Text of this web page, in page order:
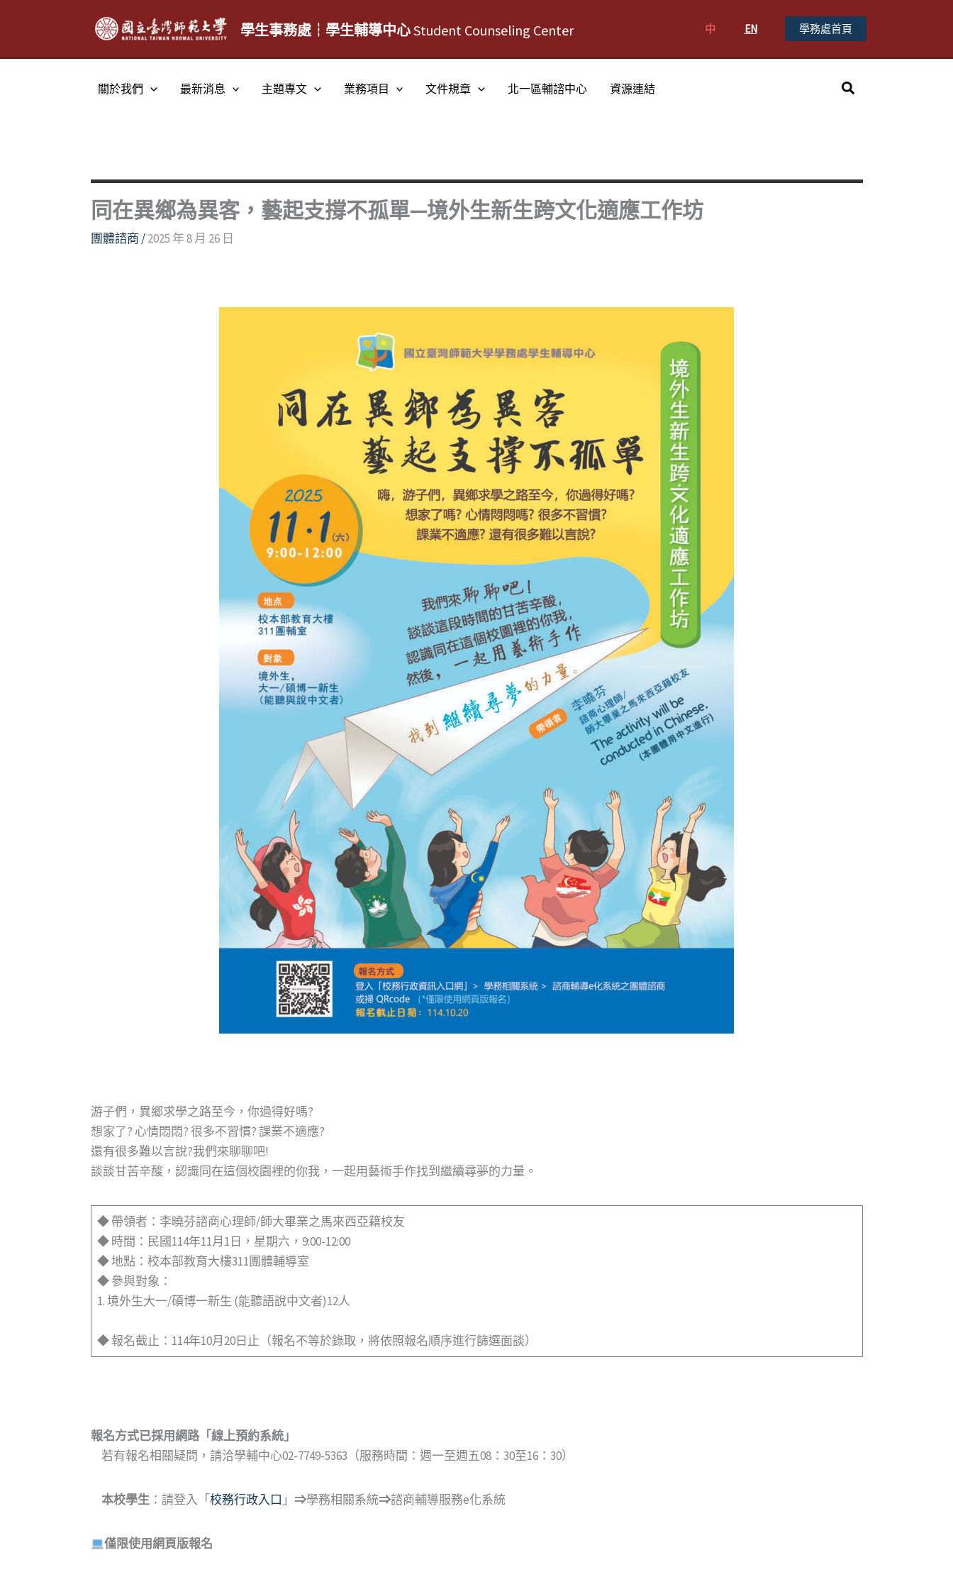
學生事務處┆學生輔導中心Student Counseling Center 中 EN 學務處首頁
關於我們 最新消息 主題專文 業務項目 文件規章 北一區輔諮中心 資源連結
搜
同在異鄉為異客，藝起支撐不孤單—境外生新生跨文化適應工作坊
團體諮商 /2025 年 8 月 26 日
游子們，異鄉求學之路至今，你過得好嗎?
想家了? 心情悶悶? 很多不習慣? 課業不適應?
還有很多難以言說?我們來聊聊吧!
談談甘苦辛酸，認識同在這個校園裡的你我，一起用藝術手作找到繼續尋夢的力量。
◆ 帶領者：李曉芬諮商心理師/師大畢業之馬來西亞籍校友
◆ 時間：民國114年11月1日，星期六，9:00-12:00
◆ 地點：校本部教育大樓311團體輔導室
◆ 參與對象：
1. 境外生大一/碩博一新生 (能聽語說中文者)12人
◆ 報名截止：114年10月20日止（報名不等於錄取，將依照報名順序進行篩選面談）
報名方式已採用網路「線上預約系統」
若有報名相關疑問，請洽學輔中心02-7749-5363（服務時間：週一至週五08：30至16：30）
本校學生：請登入「校務行政入口 」 ⇒學務相關系統⇒諮商輔導服務e化系統
僅限使用網頁版報名